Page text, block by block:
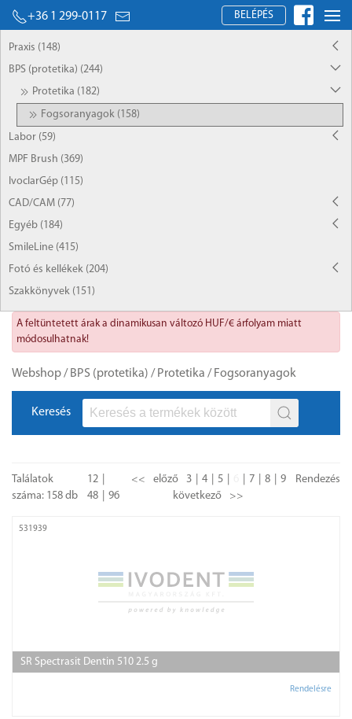
+36 1 299-0117 BELÉPÉS
Praxis (148)
BPS (protetika) (244)
Protetika (182)
Fogsoranyagok (158)
Labor (59)
MPF Brush (369)
IvoclarGép (115)
CAD/CAM (77)
Egyéb (184)
SmileLine (415)
Fotó és kellékek (204)
Szakkönyvek (151)
A feltüntetett árak a dinamikusan változó HUF/€ árfolyam miatt
módosulhatnak!
Webshop/ BPS (protetika) / Protetika / Fogsoranyagok
Keresés
Találatok
száma: 158 db
12
48
96
<< előző 3 4 5 7 8
9
következő
>>
Rendezés
531939
SR Spectrasit Dentin 510 2.5 g
Rendelésre